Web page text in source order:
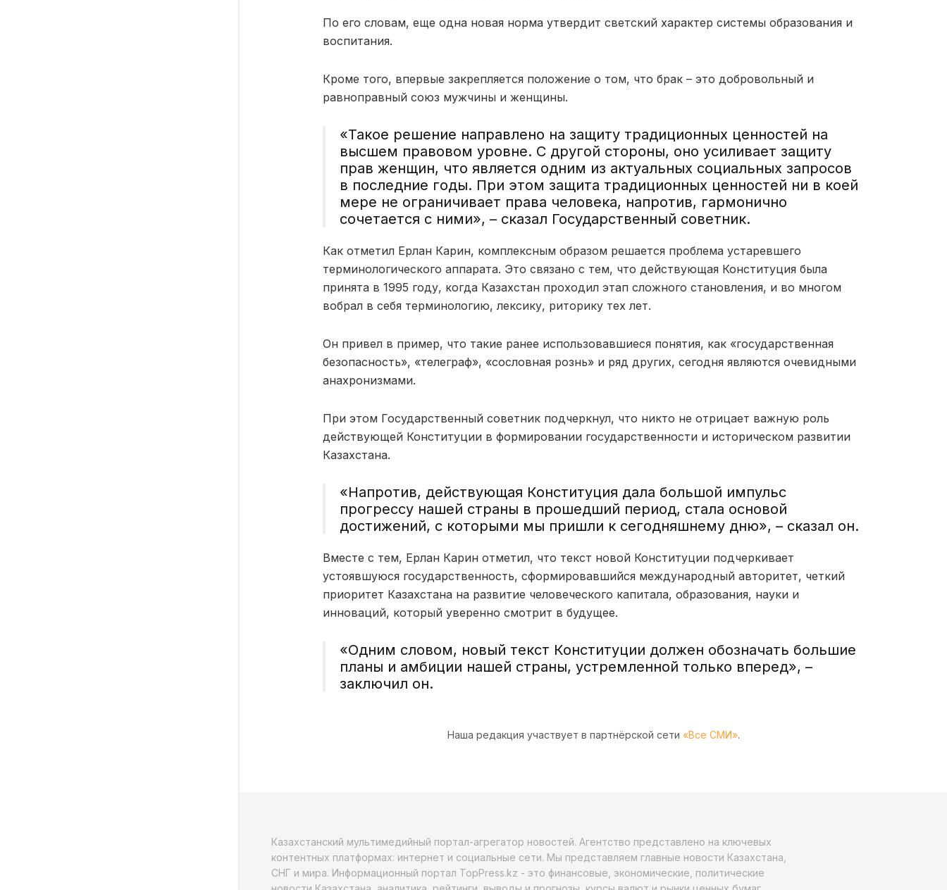
По его словам, еще одна новая норма утвердит светский характер системы образования и
воспитания.
Кроме того, впервые закрепляется положение о том, что брак – это добровольный и
равноправный союз мужчины и женщины.
«Такое решение направлено на защиту традиционных ценностей на
высшем правовом уровне. С другой стороны, оно усиливает защиту
прав женщин, что является одним из актуальных социальных запросов
в последние годы. При этом защита традиционных ценностей ни в коей
мере не ограничивает права человека, напротив, гармонично
сочетается с ними», – сказал Государственный советник.
Как отметил Ерлан Карин, комплексным образом решается проблема устаревшего
терминологического аппарата. Это связано с тем, что действующая Конституция была
принята в 1995 году, когда Казахстан проходил этап сложного становления, и во многом
вобрал в себя терминологию, лексику, риторику тех лет.
Он привел в пример, что такие ранее использовавшиеся понятия, как «государственная
безопасность», «телеграф», «сословная рознь» и ряд других, сегодня являются очевидными
анахронизмами.
При этом Государственный советник подчеркнул, что никто не отрицает важную роль
действующей Конституции в формировании государственности и историческом развитии
Казахстана.
«Напротив, действующая Конституция дала большой импульс
прогрессу нашей страны в прошедший период, стала основой
достижений, с которыми мы пришли к сегодняшнему дню», – сказал он.
Вместе с тем, Ерлан Карин отметил, что текст новой Конституции подчеркивает
устоявшуюся государственность, сформировавшийся международный авторитет, четкий
приоритет Казахстана на развитие человеческого капитала, образования, науки и
инноваций, который уверенно смотрит в будущее.
«Одним словом, новый текст Конституции должен обозначать большие
планы и амбиции нашей страны, устремленной только вперед», –
заключил он.
Наша редакция участвует в партнёрской сети «Все СМИ».
Казахстанский мультимедийный портал-агрегатор новостей. Агентство представлено на ключевых
контентных платформах: интернет и социальные сети. Мы представляем главные новости Казахстана,
СНГ и мира. Информационный портал TopPress.kz - это финансовые, экономические, политические